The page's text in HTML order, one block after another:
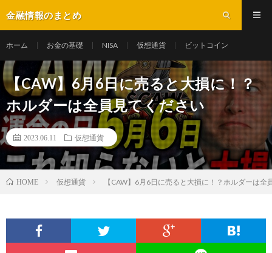
金融情報のまとめ
ホーム お金の基礎 NISA 仮想通貨 ビットコイン
【CAW】6月6日に売ると大損に！？
ホルダーは全員見てください
2023.06.11 仮想通貨
HOME 仮想通貨 【CAW】6月6日に売ると大損に！？ホルダーは全